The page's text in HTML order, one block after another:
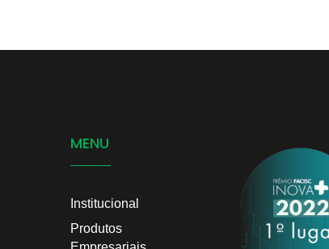
MENU
Institucional
Produtos